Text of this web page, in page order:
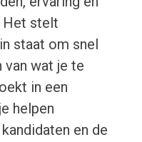
Het stelt
staat om snel
wat je te
in een
helpen
en de